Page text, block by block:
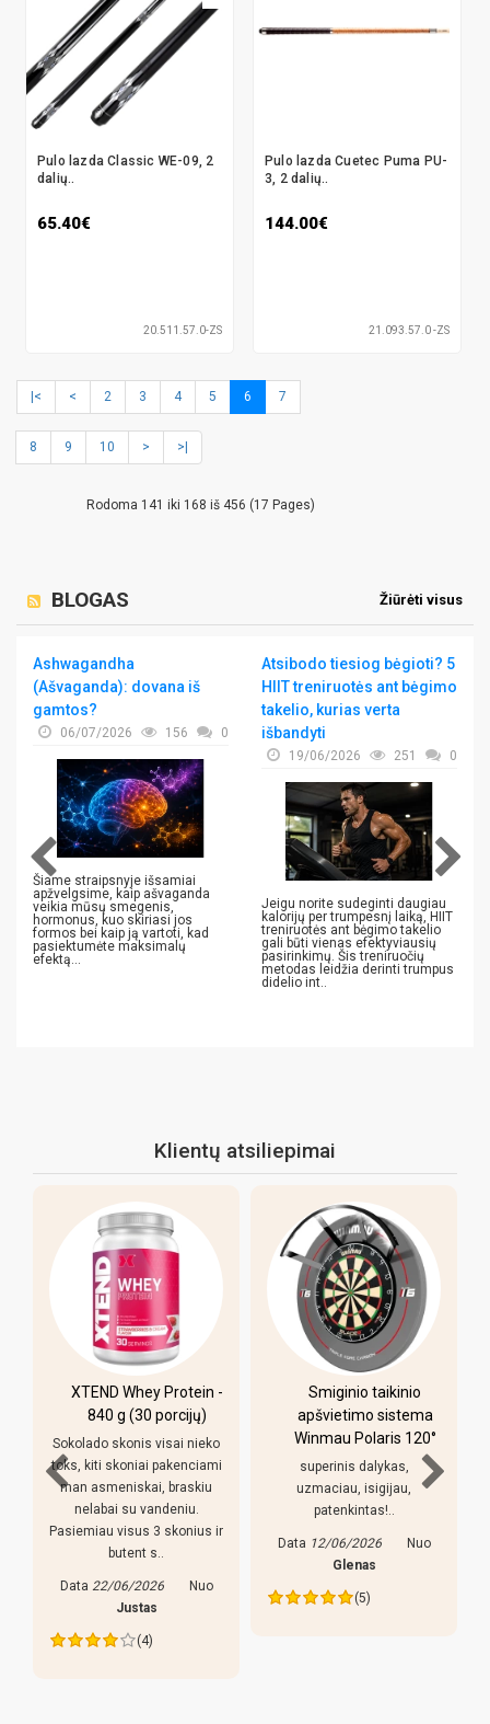
Pulo lazda Classic WE-09, 2
dalių..
65.40€
20.511.57.0-ZS
Pulo lazda Cuetec Puma PU-
3, 2 dalių..
144.00€
21.093.57.0 -ZS
|< < 2 3 4 5 6 7
8 9 10 > >|
Rodoma 141 iki 168 iš 456 (17 Pages)
Žiūrėti visus
BLOGAS
Ashwagandha
(Ašvaganda): dovana iš
gamtos?
06/07/2026 156 0
Šiame straipsnyje išsamiai
apžvelgsime, kaip ašvaganda
veikia mūsų smegenis,
hormonus, kuo skiriasi jos
formos bei kaip ją vartoti, kad
pasiektumėte maksimalų
efektą...
Atsibodo tiesiog bėgioti? 5
HIIT treniruotės ant bėgimo
takelio, kurias verta
išbandyti
19/06/2026 251 0
Jeigu norite sudeginti daugiau
kalorijų per trumpesnį laiką, HIIT
treniruotės ant bėgimo takelio
gali būti vienas efektyviausių
pasirinkimų. Šis treniruočių
metodas leidžia derinti trumpus
didelio int..
Klientų atsiliepimai
XTEND Whey Protein -
840 g (30 porcijų)
Sokolado skonis visai nieko
toks, kiti skoniai pakenciami
man asmeniskai, braskiu
nelabai su vandeniu.
Pasiemiau visus 3 skonius ir
butent s..
Data 22/06/2026
Nuo
Justas
(4)
Smiginio taikinio
apšvietimo sistema
Winmau Polaris 120°
superinis dalykas,
uzmaciau, isigijau,
patenkintas!..
Data 12/06/2026
Nuo
Glenas
(5)